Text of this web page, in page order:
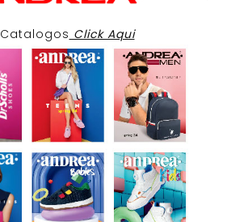
Catalogos Click Aqui